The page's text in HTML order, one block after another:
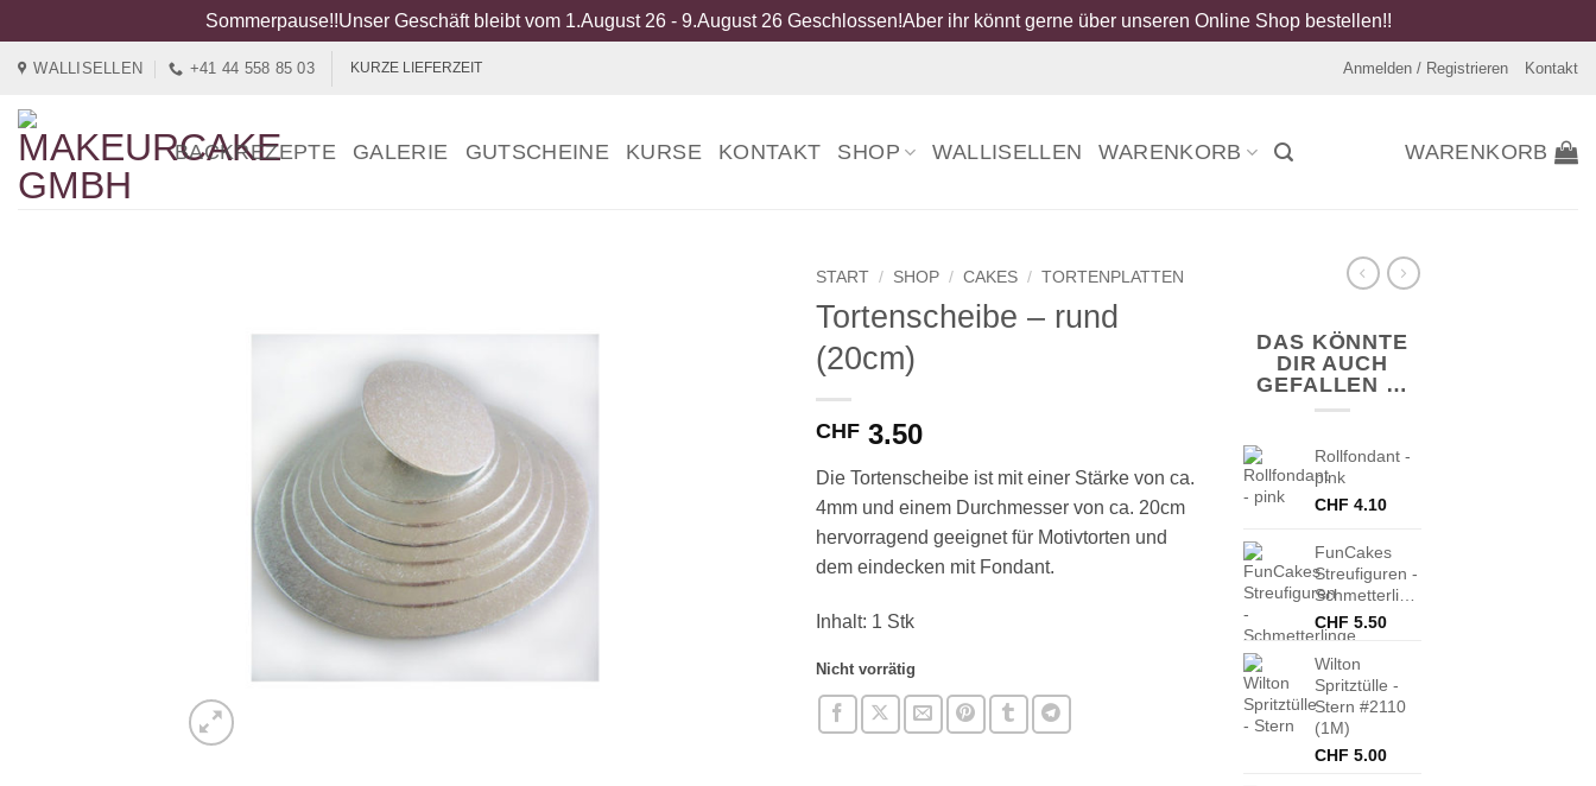
Sommerpause!!Unser Geschäft bleibt vom 1.August 26 - 9.August 26 Geschlossen!Aber ihr könnt gerne über unseren Online Shop bestellen!!
springen
WALLISELLEN +41 44 558 85 03 KURZE LIEFERZEIT Anmelden / Registrieren Kontakt
BACKREZEPTE GALERIE GUTSCHEINE KURSE KONTAKT SHOP WALLISELLEN WARENKORB WARENKORB
START / SHOP / CAKES / TORTENPLATTEN
Tortenscheibe – rund
(20cm)
CHF 3.50
Die Tortenscheibe ist mit einer Stärke von ca.
4mm und einem Durchmesser von ca. 20cm
hervorragend geeignet für Motivtorten und
dem eindecken mit Fondant.
Inhalt: 1 Stk
Nicht vorrätig
DAS KÖNNTE
DIR AUCH
GEFALLEN …
Rollfondant -
pink
CHF 4.10
FunCakes
Streufiguren -
Schmetterlinge
CHF 5.50
Wilton
Spritztülle -
Stern #2110
(1M)
CHF 5.00